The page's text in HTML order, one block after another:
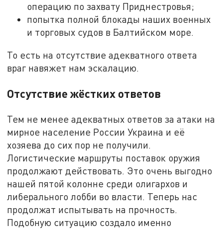
операцию по захвату Приднестровья;
попытка полной блокады наших военных
и торговых судов в Балтийском море.
То есть на отсутствие адекватного ответа
враг навяжет нам эскалацию.
Отсутствие жёстких ответов
Тем не менее адекватных ответов за атаки на
мирное население России Украина и её
хозяева до сих пор не получили.
Логистические маршруты поставок оружия
продолжают действовать. Это очень выгодно
нашей пятой колонне среди олигархов и
либерального лобби во власти. Теперь нас
продолжат испытывать на прочность.
Подобную ситуацию создало именно